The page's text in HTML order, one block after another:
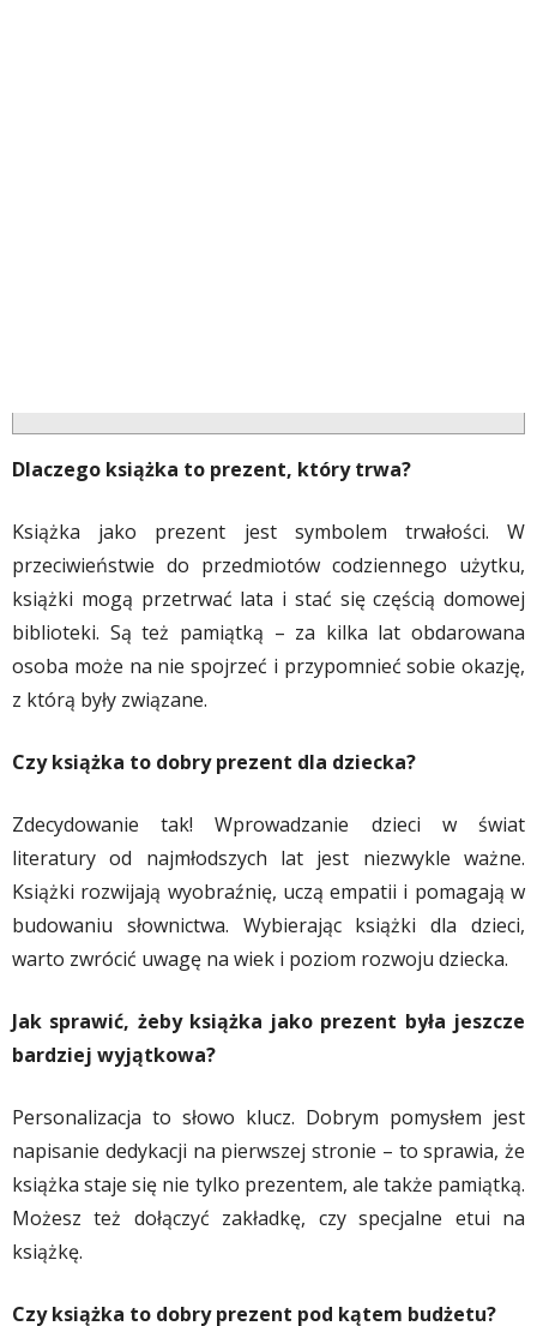
Dlaczego książka to prezent, który trwa?
Książka jako prezent jest symbolem trwałości. W
przeciwieństwie do przedmiotów codziennego użytku,
książki mogą przetrwać lata i stać się częścią domowej
biblioteki. Są też pamiątką – za kilka lat obdarowana
osoba może na nie spojrzeć i przypomnieć sobie okazję,
z którą były związane.
Czy książka to dobry prezent dla dziecka?
Zdecydowanie tak! Wprowadzanie dzieci w świat
literatury od najmłodszych lat jest niezwykle ważne.
Książki rozwijają wyobraźnię, uczą empatii i pomagają w
budowaniu słownictwa. Wybierając książki dla dzieci,
warto zwrócić uwagę na wiek i poziom rozwoju dziecka.
Jak sprawić, żeby książka jako prezent była jeszcze
bardziej wyjątkowa?
Personalizacja to słowo klucz. Dobrym pomysłem jest
napisanie dedykacji na pierwszej stronie – to sprawia, że
książka staje się nie tylko prezentem, ale także pamiątką.
Możesz też dołączyć zakładkę, czy specjalne etui na
książkę.
Czy książka to dobry prezent pod kątem budżetu?